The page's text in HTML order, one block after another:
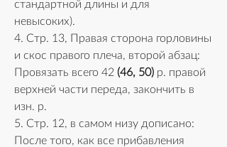
стандартной длины и для
невысоких).
4. Стр. 13, Правая сторона горловины
и скос правого плеча, второй абзац:
Провязать всего 42 (46, 50) р. правой
верхней части переда, закончить в
изн. р.
5. Стр. 12, в самом низу дописано:
После того, как все прибавления